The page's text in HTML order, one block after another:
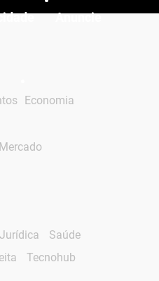
Anuncie
Economia
Mercado
Saúde
Tecnohub